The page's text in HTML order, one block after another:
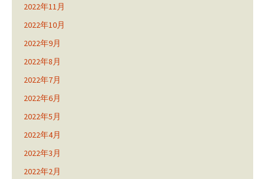
2022年11月
2022年10月
2022年9月
2022年8月
2022年7月
2022年6月
2022年5月
2022年4月
2022年3月
2022年2月